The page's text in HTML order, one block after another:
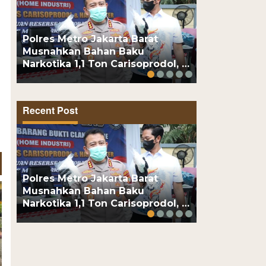
Polres Metro Jakarta Barat
Musnahkan Bahan Baku
Narkotika 1,1 Ton Carisoprodol, …
Recent Post
Polres Metro Jakarta Barat
Musnahkan Bahan Baku
Narkotika 1,1 Ton Carisoprodol, …